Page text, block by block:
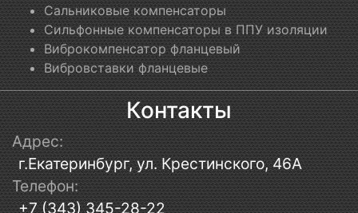
Сальниковые компенсаторы
Сильфонные компенсаторы в ППУ изоляции
Виброкомпенсатор фланцевый
Вибровставки фланцевые
Контакты
Адрес:
г.Екатеринбург, ул. Крестинского, 46А
Телефон:
+7 (343) 345-28-22